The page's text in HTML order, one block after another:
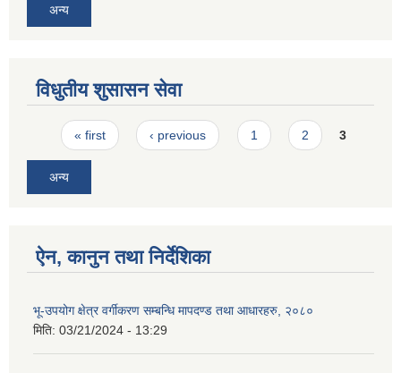
अन्य
विधुतीय शुसासन सेवा
Pages
« first ‹ previous 1 2 3
अन्य
ऐन, कानुन तथा निर्देशिका
भू-उपयोग क्षेत्र वर्गीकरण सम्बन्धि मापदण्ड तथा आधारहरु, २०८०
मिति: 03/21/2024 - 13:29